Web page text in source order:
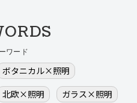
ワード
ボタニカル×照明
北欧×照明
ガラス×照明